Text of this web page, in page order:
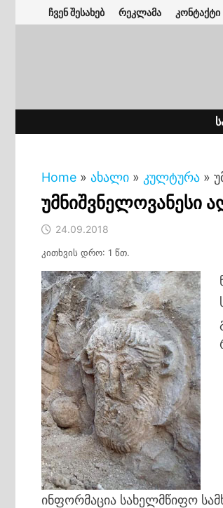
to
ჩვენ შესახებ რეკლამა კონტაქტი
Home » ახალი » კულტურა »
უმნიშვნელოვანესი
24.09.2018
კითხვის დრო: 1 წთ.
ინფორმაცია სახელმწიფო